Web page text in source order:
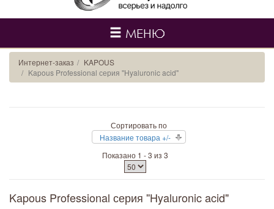
МЕНЮ
Интернет-заказ
KAPOUS
Kapous Professional серия ''Hyaluronic acid"
Сортировать по
Название товара +/-
Показано 1 - 3 из 3
Kapous Professional серия ''Hyaluronic acid"